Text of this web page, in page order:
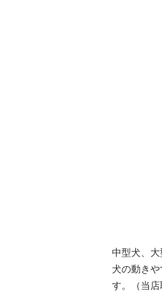
中型犬、大
犬の動き
す。（当